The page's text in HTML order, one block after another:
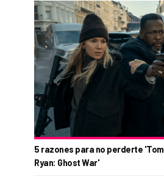
5 razones para no perderte
Ryan: Ghost War'